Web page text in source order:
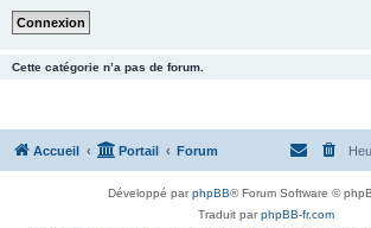
Cette catégorie n’a pas de forum.
Accueil Portail Forum
Développé parphpBB® Forum Software ©
Traduit parphpBB-fr.com